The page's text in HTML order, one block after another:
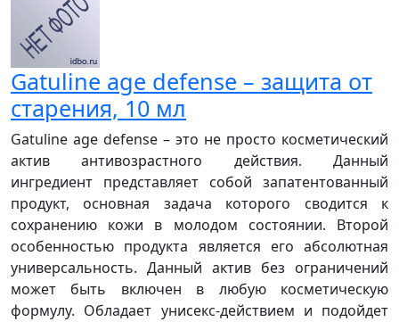
Gatuline age defense – защита от
старения, 10 мл
Gatuline age defense – это не просто косметический
актив антивозрастного действия. Данный
ингредиент представляет собой запатентованный
продукт, основная задача которого сводится к
сохранению кожи в молодом состоянии. Второй
особенностью продукта является его абсолютная
универсальность. Данный актив без ограничений
может быть включен в любую косметическую
формулу. Обладает унисекс-действием и подойдет